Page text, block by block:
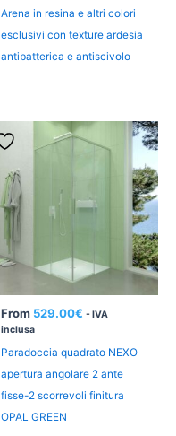
Arena in resina e altri colori
esclusivi con texture ardesia
antibatterica e antiscivolo
From 529.00€ - IVA
inclusa
Paradoccia quadrato NEXO
apertura angolare 2 ante
fisse-2 scorrevoli finitura
OPAL GREEN